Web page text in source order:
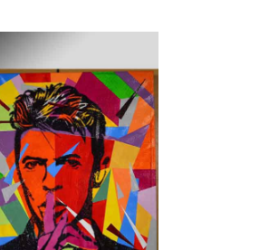
TOEVOEGEN AAN
WINKELWAGEN